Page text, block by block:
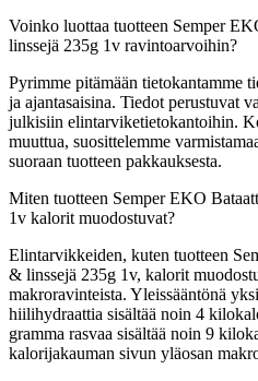
Voinko luottaa tuotteen Semper
linssejä 235g 1v ravintoarvoihin?
Pyrimme pitämään tietokantamme
ja ajantasaisina. Tiedot perustuvat
julkisiin elintarviketietokantoihin.
muuttua, suosittelemme
suoraan tuotteen pakkauksesta.
Miten tuotteen Semper EKO
1v kalorit muodostuvat?
Elintarvikkeiden, kuten tuotteen
& linssejä 235g 1v, kalorit
makroravinteista. Yleissääntönä
hiilihydraattia sisältää noin 4
gramma rasvaa sisältää noin 9
kalorijakauman sivun yläosan